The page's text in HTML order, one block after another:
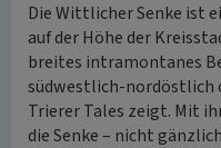
Die Wittlicher Senke ist
auf der Höhe der
breites intramontanes
südwestlich-nordöstlich
Trierer Tales zeigt. Mit
die Senke – nicht